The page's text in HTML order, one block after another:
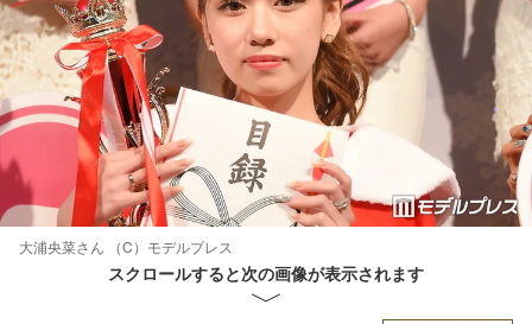
大浦央菜さん （C）モデルプレス
スクロールすると次の画像が表示されます